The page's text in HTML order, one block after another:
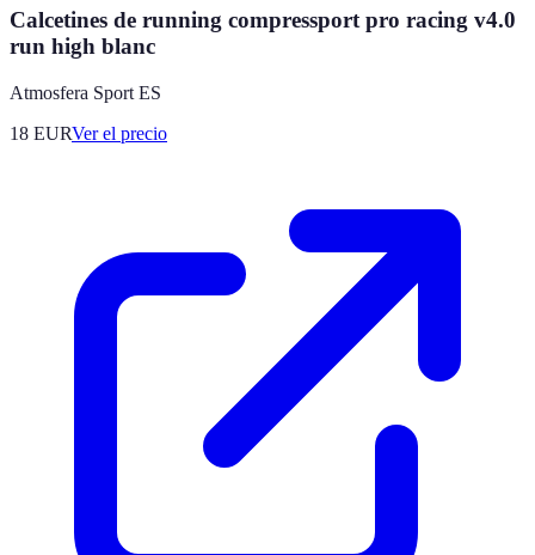
Calcetines de running compressport pro racing v4.0
run high blanc
Atmosfera Sport ES
18 EURVer el precio